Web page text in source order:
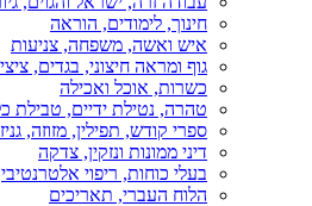
חינוך, לימודים, הוראה
איש ואשה, משפחה, צניעות
גוף ומראה חיצוני, בגדים,
כשרות, אוכל ואכילה
טהרה, נטילת ידיים, טבילת
ספרי קודש, תפילין, מזוזה,
דיני ממונות ונזקין, צדקה
בעלי כוחות, ריפוי אלטרנטיבי
הלוח העברי, תאריכים